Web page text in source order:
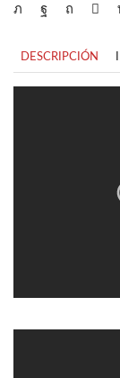
DESCRIPCIÓN